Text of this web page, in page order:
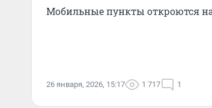
Мобильные пункты откроются
26 января, 2026, 15:17 1 717 1